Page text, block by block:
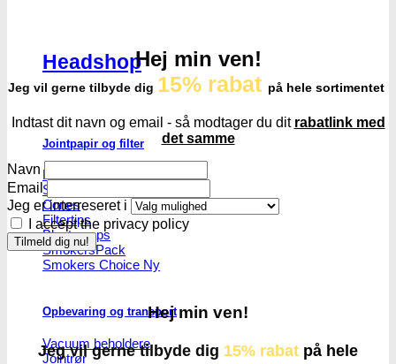
Headshop
Jointpapir og filter
King Size Jointpapir
Slim Size Jointpapir
Cones
Filtertips
Blunt wraps
SmokersPack
Smokers Choice
Opbevaring og transport
Vacuum beholdere
Jointrør
Hej min ven!
Jeg vil gerne tilbyde dig 15% rabat på hele sortimentet
Indtast dit navn og email - så modtager du dit rabatlink med
det samme
Navn
Email
Jeg er interreseret i
I accept the privacy policy
Hej min ven!
Jeg vil gerne tilbyde dig 15% rabat på hele